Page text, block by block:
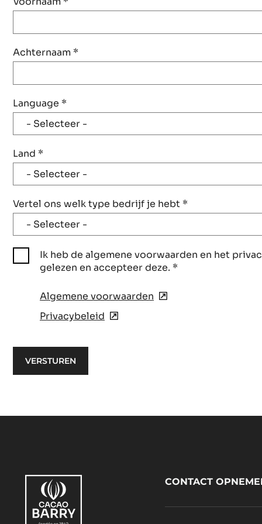
Achternaam *
Language *
Land *
Vertel ons welk type bedrijf je hebt *
Ik heb de algemene voorwaarden en het
gelezen en accepteer deze. *
Algemene voorwaarden (opens
Privacybeleid (opens
Footer
CacaoBarry
CONTACT